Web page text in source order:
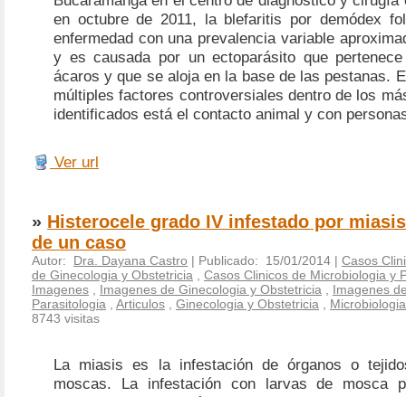
en octubre de 2011, la blefaritis por demódex
enfermedad con una prevalencia variable
y es causada por un ectoparásito que
ácaros y que se aloja en la base de las pestanas.
múltiples factores controversiales dentro de los
identificados está el contacto animal y con
Ver url
» Histerocele grado IV infestado por
de un caso
Autor: Dra. Dayana Castro | Publicado: 15/01/2014 | Casos
de Ginecologia y Obstetricia , Casos Clinicos de Microbiologia y
Imagenes , Imagenes de Ginecologia y Obstetricia , Imagenes
Parasitologia , Articulos , Ginecologia y Obstetricia ,
8743 visitas
La miasis es la infestación de órganos o
moscas. La infestación con larvas de mosca